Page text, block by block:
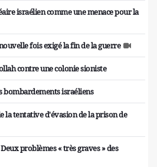
israélien comme une menace pour la
fois exigé la fin de la guerre
contre une colonie sioniste
bombardements israéliens
la tentative d'évasion de la prison de
problèmes « très graves » des